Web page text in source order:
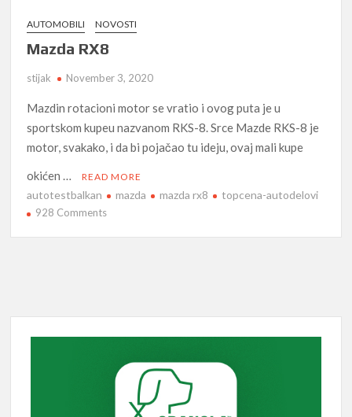
AUTOMOBILI NOVOSTI
Mazda RX8
stijak November 3, 2020
Mazdin rotacioni motor se vratio i ovog puta je u
sportskom kupeu nazvanom RKS-8. Srce Mazde RKS-8 je
motor, svakako, i da bi pojačao tu ideju, ovaj mali kupe
okićen …
READ MORE
autotestbalkan mazda mazda rx8 topcena-autodelovi
928 Commentson